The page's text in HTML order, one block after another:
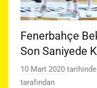
Fenerbahçe
Son Saniyede
10 Mart 2020
tarafından